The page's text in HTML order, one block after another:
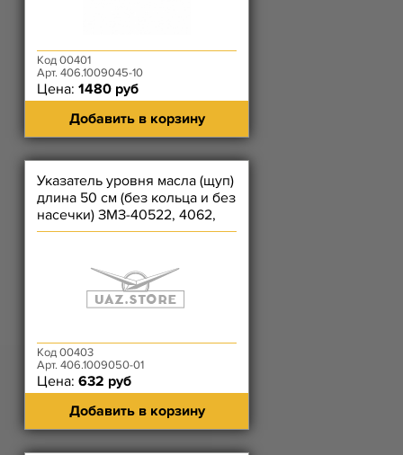
Код 00401
Арт. 406.1009045-10
Цена: 1480 руб
Добавить в корзину
Указатель уровня масла (щуп)
длина 50 см (без кольца и без
насечки) ЗМЗ-40522, 4062,
4063, 409, 4091
Код 00403
Арт. 406.1009050-01
Цена: 632 руб
Добавить в корзину